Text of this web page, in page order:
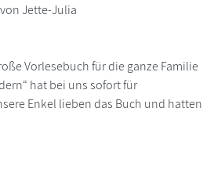
Jette-Julia
Vorlesebuch für die ganze Familie
hat bei uns sofort für
Enkel lieben das Buch und hatten